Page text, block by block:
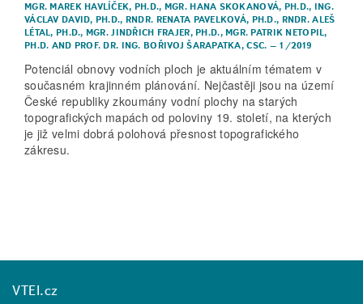
MGR. MAREK HAVLÍČEK, PH.D., MGR. HANA SKOKANOVÁ, PH.D., ING.
VÁCLAV DAVID, PH.D., RNDR. RENATA PAVELKOVÁ, PH.D., RNDR. ALEŠ
LÉTAL, PH.D., MGR. JINDŘICH FRAJER, PH.D., MGR. PATRIK NETOPIL,
PH.D. AND PROF. DR. ING. BOŘIVOJ ŠARAPATKA, CSC. – 1/2019
Potenciál obnovy vodních ploch je aktuálním tématem v
současném krajinném plánování. Nejčastěji jsou na území
České republiky zkoumány vodní plochy na starých
topografických mapách od poloviny 19. století, na kterých
je již velmi dobrá polohová přesnost topografického
zákresu.
VTEI.cz